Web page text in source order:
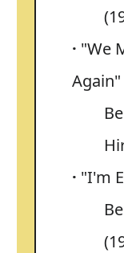
"We
Again"
"I'm